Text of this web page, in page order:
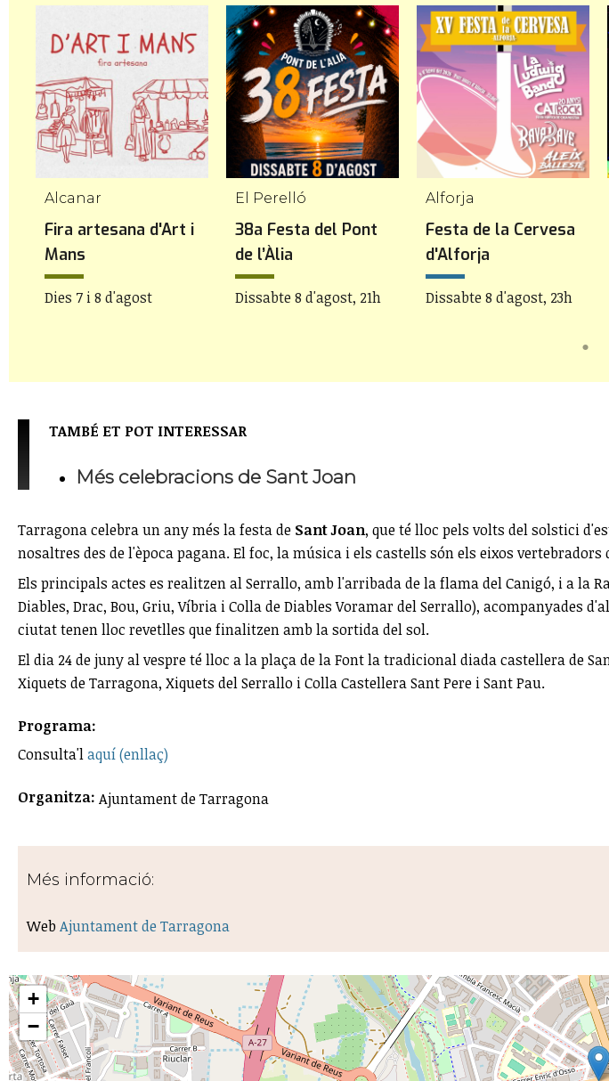
Alcanar
Fira artesana d'Art i
Mans
Dies 7 i 8 d'agost
El Perelló
38a Festa del Pont
de l’Àlia
Dissabte 8 d'agost, 21h
Alforja
Festa de la Cervesa
d'Alforja
Dissabte 8 d'agost, 23h
TAMBÉ ET POT INTERESSAR
Més celebracions de Sant Joan
Tarragona celebra un any més la festa de Sant Joan, que té lloc pels volts del solstici
nosaltres des de l'època pagana. El foc, la música i els castells són els eixos vertebradors
Els principals actes es realitzen al Serrallo, amb l'arribada de la flama del Canigó, i a la
Diables, Drac, Bou, Griu, Víbria i Colla de Diables Voramar del Serrallo), acompanyades
ciutat tenen lloc revetlles que finalitzen amb la sortida del sol.
El dia 24 de juny al vespre té lloc a la plaça de la Font la tradicional diada castellera de
Xiquets de Tarragona, Xiquets del Serrallo i Colla Castellera Sant Pere i Sant Pau.
Programa:
Consulta'laquí (enllaç)
Organitza: Ajuntament de Tarragona
Més informació:
Web Ajuntament de Tarragona
+
−